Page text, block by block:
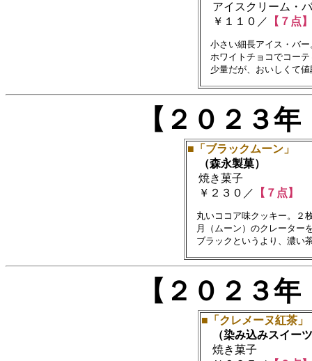
アイスクリーム・
￥１１０／ 【７点】
小さい細長アイス・バ
ホワイトチョコでコーテ
【２０２３
■「ブラックムーン」
（森永製菓）
焼き菓子
￥２３０／
【７点】
丸いココア味クッキー。２
月（ムーン）のクレーター
【２０２３
■「クレメーヌ紅茶」
（染み込みスイー
焼き菓子